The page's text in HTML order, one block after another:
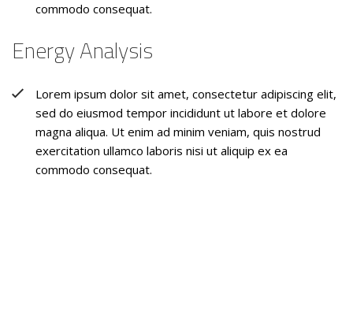
commodo consequat.
Energy Analysis
Lorem ipsum dolor sit amet, consectetur adipiscing elit,
sed do eiusmod tempor incididunt ut labore et dolore
magna aliqua. Ut enim ad minim veniam, quis nostrud
exercitation ullamco laboris nisi ut aliquip ex ea
commodo consequat.